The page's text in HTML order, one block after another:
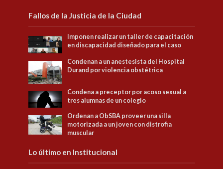
Fallos de la Justicia de la Ciudad
Imponen realizar un taller de capacitación
en discapacidad diseñado para el caso
Condenan a un anestesista del Hospital
Durand por violencia obstétrica
Condena a preceptor por acoso sexual a
tres alumnas de un colegio
Ordenan a ObSBA proveer una silla
motorizada a un joven con distrofia
muscular
Lo último en Institucional